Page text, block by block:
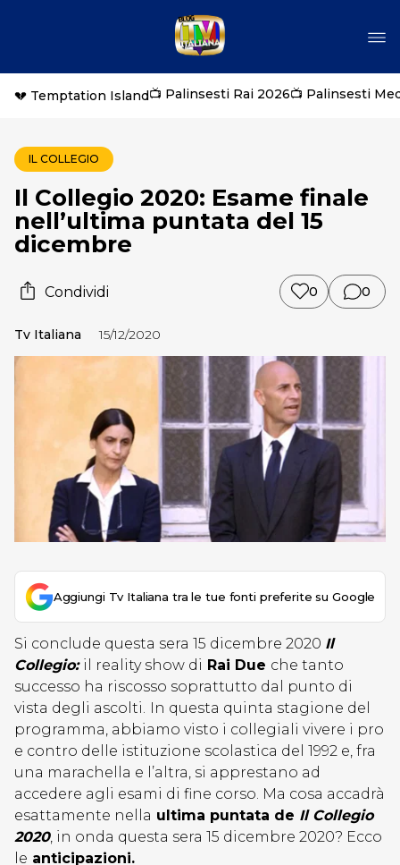
💔 Temptation Island📺 Palinsesti Rai 2026📺 Palinsesti
IL COLLEGIO
Il Collegio 2020: Esame finale
nell’ultima puntata del 15
dicembre
Condividi 0 0
Tv Italiana 15/12/2020
Aggiungi Tv Italiana tra le tue fonti preferite su Google
Si conclude questa sera 15 dicembre 2020 Il
Collegio: il reality show di Rai Due che tanto
successo ha riscosso soprattutto dal punto di
vista degli ascolti. In questa quinta stagione del
programma, abbiamo visto i collegiali vivere i pro
e contro delle istituzione scolastica del 1992 e, fra
una marachella e l’altra, si apprestano ad
accedere agli esami di fine corso. Ma cosa accadrà
esattamente nella ultima puntata de Il Collegio
2020, in onda questa sera 15 dicembre 2020? Ecco
le anticipazioni.